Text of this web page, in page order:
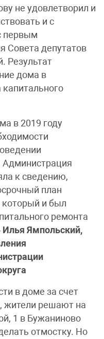
не удовлетворил и
и с
первым
Совета депутатов
Результат
дома в
в 2019 году
Администрация
к сведению,
план
который и был
ремонта
Илья Ямпольский,
в доме за счет
жители решают на
1 в Бужаниново
отмостку. Но